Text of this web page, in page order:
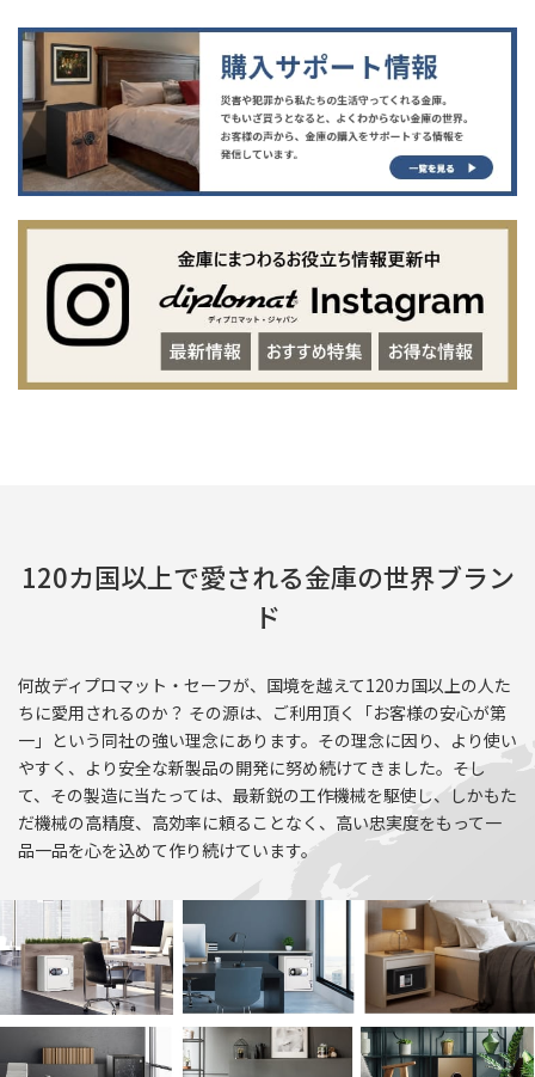
120カ国以上で愛される金庫の世界ブラン
ド
何故ディプロマット・セーフが、国境を越えて120カ国以上の人た
ちに愛用されるのか？ その源は、ご利用頂く「お客様の安心が第
一」という同社の強い理念にあります。その理念に因り、より使い
やすく、より安全な新製品の開発に努め続けてきました。そし
て、その製造に当たっては、最新鋭の工作機械を駆使し、しかもた
だ機械の高精度、高効率に頼ることなく、高い忠実度をもって一
品一品を心を込めて作り続けています。